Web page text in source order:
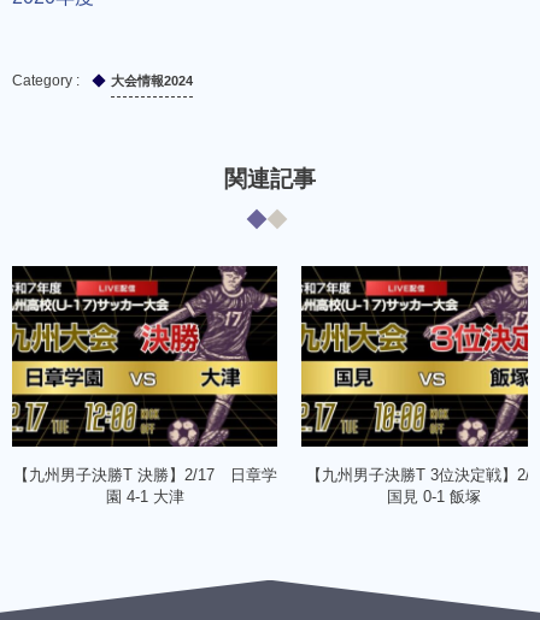
大会情報2024
関連記事
【九州男子決勝T 決勝】2/17 日章学
園 4-1 大津
【九州男子決勝T 3位決定戦】
国見 0-1 飯塚